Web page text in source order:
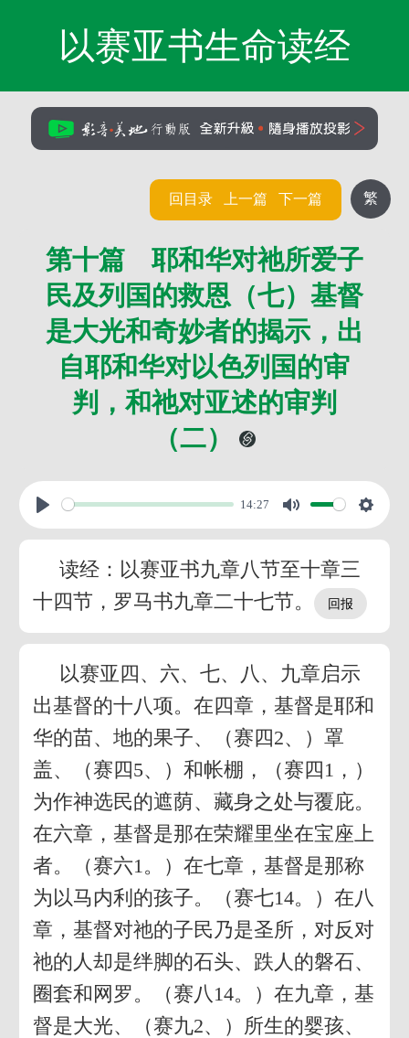
以赛亚书生命读经
繁
回目录 上一篇 下一篇
第十篇 耶和华对祂所爱子
民及列国的救恩（七）基督
是大光和奇妙者的揭示，出
自耶和华对以色列国的审
判，和祂对亚述的审判
（二）
14:27
读经：以赛亚书九章八节至十章三
十四节，罗马书九章二十七节。
以赛亚四、六、七、八、九章启示
出基督的十八项。在四章，基督是耶和
华的苗、地的果子、（赛四2、）罩
盖、（赛四5、）和帐棚，（赛四1，）
为作神选民的遮荫、藏身之处与覆庇。
在六章，基督是那在荣耀里坐在宝座上
者。（赛六1。）在七章，基督是那称
为以马内利的孩子。（赛七14。）在八
章，基督对祂的子民乃是圣所，对反对
祂的人却是绊脚的石头、跌人的磐石、
圈套和网罗。（赛八14。）在九章，基
督是大光、（赛九2、）所生的婴孩、